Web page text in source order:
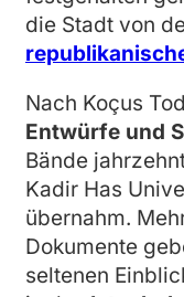
die Stadt von
Nach Koçus
Entwürfe und
Bände
Kadir Has
übernahm.
Dokumente
seltenen